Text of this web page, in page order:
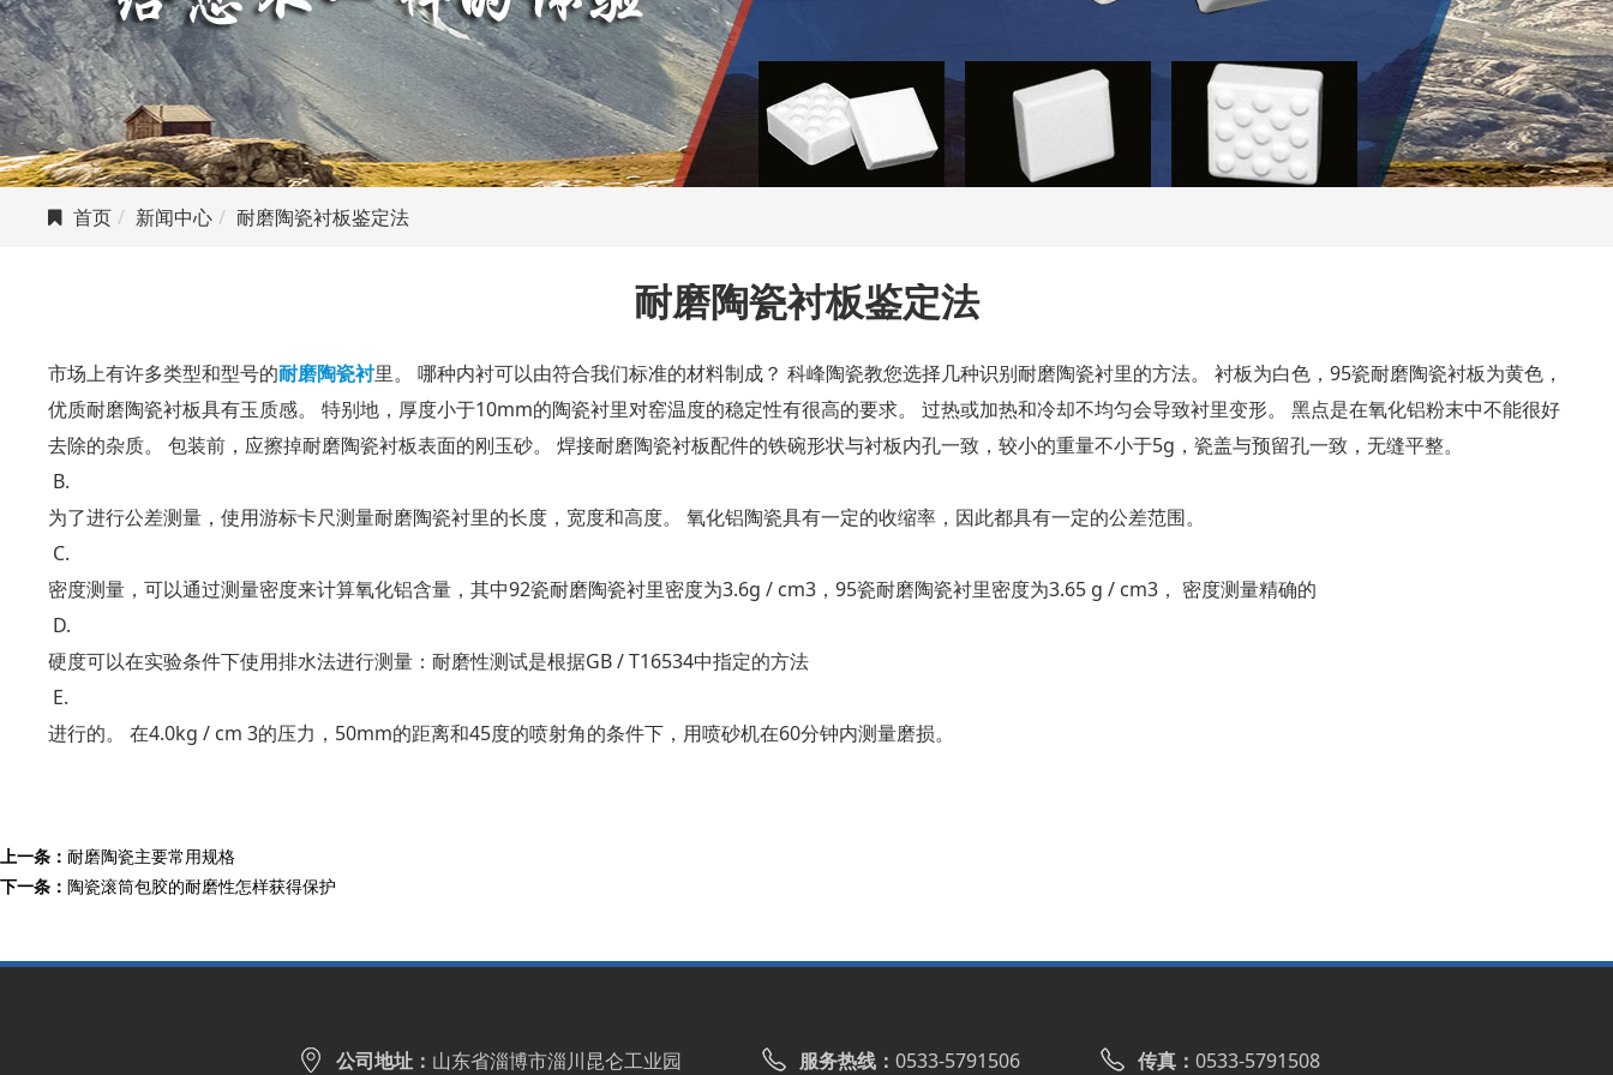
氧化铝耐磨陶瓷
管、环、异形件
陶瓷橡胶复合衬板
热销产品
首页 新闻中心 耐磨陶瓷衬板鉴定法
耐磨陶瓷衬板鉴定法
市场上有许多类型和型号的耐磨陶瓷衬里。 哪种内衬可以由符合我们标准的材料制成？ 科峰陶瓷教您选择几种识别耐磨陶瓷衬里的方法。 衬板为白色，95瓷耐磨陶瓷衬板为黄色，
优质耐磨陶瓷衬板具有玉质感。 特别地，厚度小于10mm的陶瓷衬里对窑温度的稳定性有很高的要求。 过热或加热和冷却不均匀会导致衬里变形。 黑点是在氧化铝粉末中不能很好
去除的杂质。 包装前，应擦掉耐磨陶瓷衬板表面的刚玉砂。 焊接耐磨陶瓷衬板配件的铁碗形状与衬板内孔一致，较小的重量不小于5g，瓷盖与预留孔一致，无缝平整。
B.
为了进行公差测量，使用游标卡尺测量耐磨陶瓷衬里的长度，宽度和高度。 氧化铝陶瓷具有一定的收缩率，因此都具有一定的公差范围。
C.
密度测量，可以通过测量密度来计算氧化铝含量，其中92瓷耐磨陶瓷衬里密度为3.6g / cm3，95瓷耐磨陶瓷衬里密度为3.65 g / cm3， 密度测量精确的
D.
硬度可以在实验条件下使用排水法进行测量：耐磨性测试是根据GB / T16534中指定的方法
E.
进行的。 在4.0kg / cm 3的压力，50mm的距离和45度的喷射角的条件下，用喷砂机在60分钟内测量磨损。
上一条： 耐磨陶瓷主要常用规格
下一条： 陶瓷滚筒包胶的耐磨性怎样获得保护
公司地址： 山东省淄博市淄川昆仑工业园 服务热线： 0533-5791506 传真： 0533-5791508